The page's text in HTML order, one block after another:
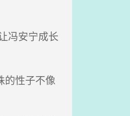
冯安宁成长
的性子不像